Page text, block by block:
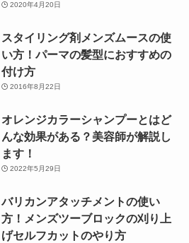
2020年4月20日
スタイリング剤メンズムースの使
い方！パーマの髪型におすすめの
付け方
2016年8月22日
オレンジカラーシャンプーとはど
んな効果がある？美容師が解説し
ます！
2022年5月29日
バリカンアタッチメントの使い
方！メンズツーブロックの刈り上
げセルフカットのやり方